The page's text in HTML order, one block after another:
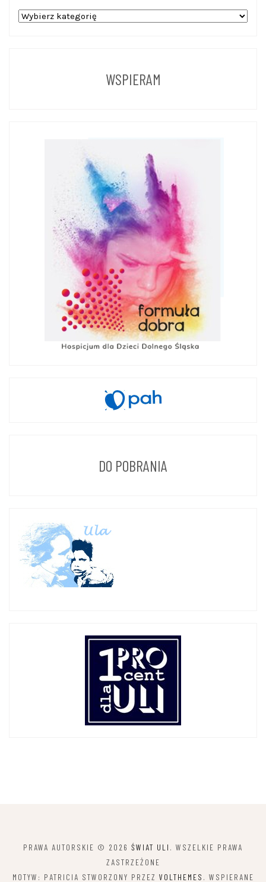
WPISY
WSPIERAM
DO POBRANIA
PRAWA AUTORSKIE © 2026 ŚWIAT ULI . WSZELKIE PRAWA
ZASTRZEŻONE
MOTYW: PATRICIA STWORZONY PRZEZ VOLTHEMES . WSPIERANE